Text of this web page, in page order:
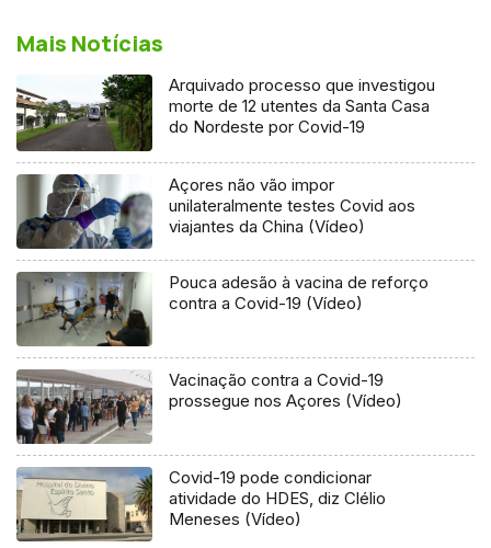
Mais Notícias
Arquivado processo que investigou
morte de 12 utentes da Santa Casa
do Nordeste por Covid-19
Açores não vão impor
unilateralmente testes Covid aos
viajantes da China (Vídeo)
Pouca adesão à vacina de reforço
contra a Covid-19 (Vídeo)
Vacinação contra a Covid-19
prossegue nos Açores (Vídeo)
Covid-19 pode condicionar
atividade do HDES, diz Clélio
Meneses (Vídeo)